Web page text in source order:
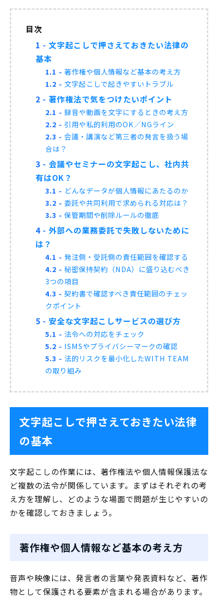
目次
1
文字起こしで押さえておきたい法律の
基本
1.1
著作権や個人情報など基本の考え方
1.2
文字起こしで起きやすいトラブル
2 著作権法で気をつけたいポイント
2.1
録音や動画を文字にするときの考え方
2.2
引用や私的利用のOK／NGライン
2.3
会議・講演など第三者の発言を扱う場
合は？
3
会議やセミナーの文字起こし、社内共
有はOK？
3.1
どんなデータが個人情報にあたるのか
3.2
委託や共同利用で求められる対応は？
3.3
保管期間や削除ルールの徹底
4
外部への業務委託で失敗しないために
は？
4.1
発注側・受託側の責任範囲を確認する
4.2
秘密保持契約（NDA）に盛り込むべき
3つの項目
4.3
契約書で確認すべき責任範囲のチェッ
クポイント
5 安全な文字起こしサービスの選び方
5.1
法令への対応をチェック
5.2
ISMSやプライバシーマークの確認
5.3
法的リスクを最小化したWITH TEAM
の取り組み
文字起こしで押さえておきたい法律
の基本
文字起こしの作業には、著作権法や個人情報保護法な
ど複数の法令が関係しています。まずはそれぞれの考
え方を理解し、どのような場面で問題が生じやすいの
かを確認しておきましょう。
著作権や個人情報など基本の考え方
音声や映像には、発言者の言葉や発表資料など、著作
物として保護される要素が含まれる場合があります。